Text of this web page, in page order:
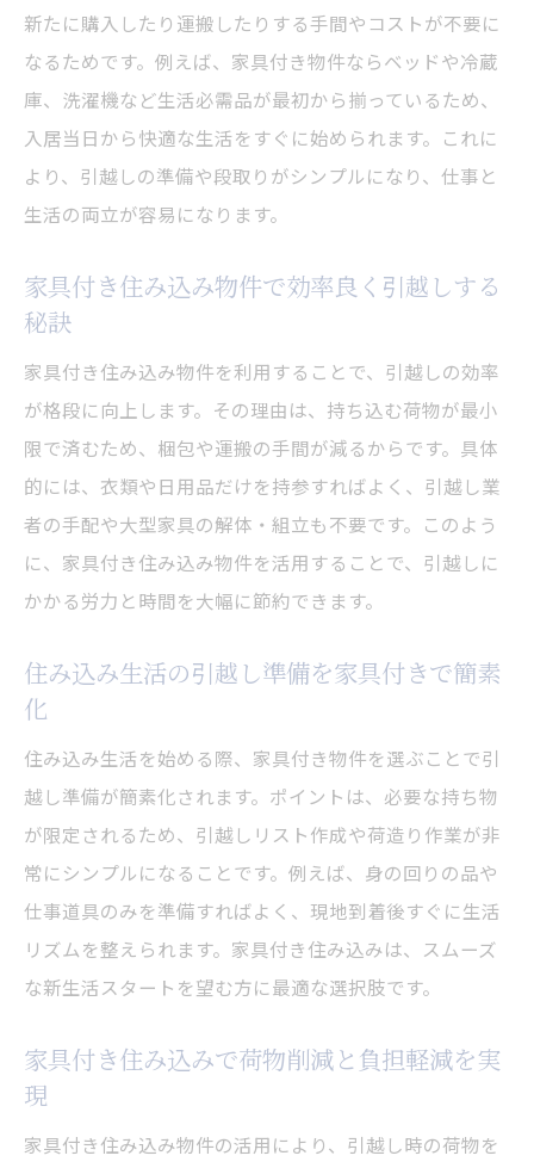
新たに購入したり運搬したりする手間やコストが不要に
なるためです。例えば、家具付き物件ならベッドや冷蔵
庫、洗濯機など生活必需品が最初から揃っているため、
入居当日から快適な生活をすぐに始められます。これに
より、引越しの準備や段取りがシンプルになり、仕事と
生活の両立が容易になります。
家具付き住み込み物件で効率良く引越しする
秘訣
家具付き住み込み物件を利用することで、引越しの効率
が格段に向上します。その理由は、持ち込む荷物が最小
限で済むため、梱包や運搬の手間が減るからです。具体
的には、衣類や日用品だけを持参すればよく、引越し業
者の手配や大型家具の解体・組立も不要です。このよう
に、家具付き住み込み物件を活用することで、引越しに
かかる労力と時間を大幅に節約できます。
住み込み生活の引越し準備を家具付きで簡素
化
住み込み生活を始める際、家具付き物件を選ぶことで引
越し準備が簡素化されます。ポイントは、必要な持ち物
が限定されるため、引越しリスト作成や荷造り作業が非
常にシンプルになることです。例えば、身の回りの品や
仕事道具のみを準備すればよく、現地到着後すぐに生活
リズムを整えられます。家具付き住み込みは、スムーズ
な新生活スタートを望む方に最適な選択肢です。
家具付き住み込みで荷物削減と負担軽減を実
現
家具付き住み込み物件の活用により、引越し時の荷物を